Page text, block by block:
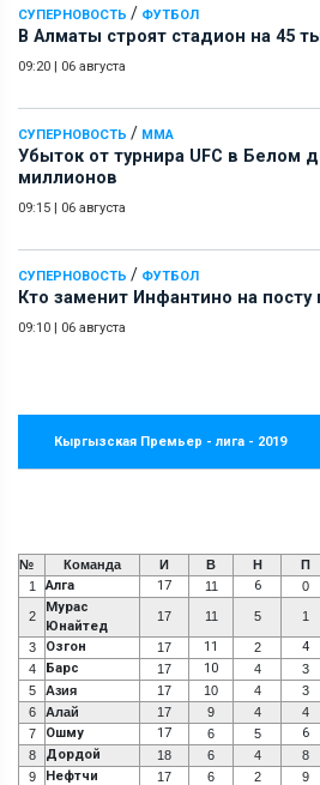
СУПЕРНОВОСТЬ / ФУТБОЛ
В Алматы строят стадион на 45
09:20 | 06 августа
СУПЕРНОВОСТЬ / ММА
Убыток от турнира UFC в Белом
миллионов
09:15 | 06 августа
СУПЕРНОВОСТЬ / ФУТБОЛ
Кто заменит Инфантино на
09:10 | 06 августа
Кыргызская Премьер - лига - 2019
№ Команда И В Н П
1
Алга 17 11 6 0
2
Мурас
Юнайтед
17 11 5 1
3 Озгон 17 11 2 4
4 Барс 17 10 4 3
5 Азия 17 10 4 3
6
Алай 17 9 4 4
7
Ошму 17 6 5 6
8 Дордой 18 6 4 8
9 Нефтчи 17 6 2 9